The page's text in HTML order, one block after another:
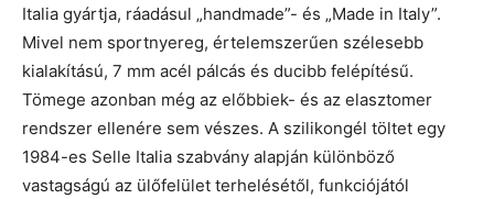
Italia gyártja, ráadásul „handmade”- és „Made in Italy”.
Mivel nem sportnyereg, értelemszerűen szélesebb
kialakítású, 7 mm acél pálcás és ducibb felépítésű.
Tömege azonban még az előbbiek- és az elasztomer
rendszer ellenére sem vészes. A szilikongél töltet egy
1984-es Selle Italia szabvány alapján különböző
vastagságú az ülőfelület terhelésétől, funkciójától